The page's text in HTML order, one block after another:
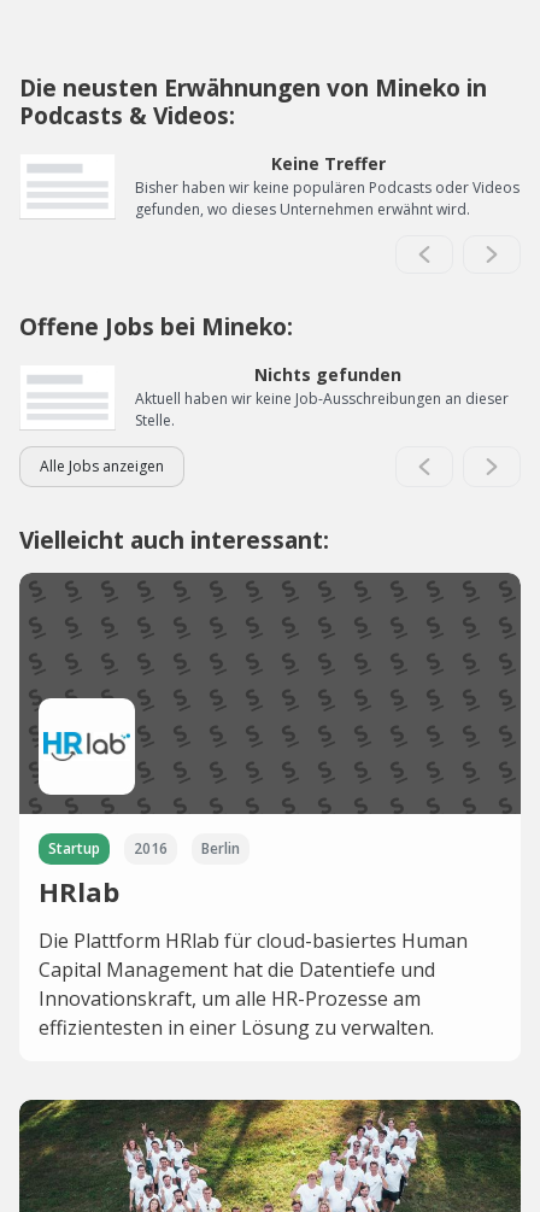
Die neusten Erwähnungen von Mineko in
Podcasts & Videos:
Keine Treffer
Bisher haben wir keine populären Podcasts oder Videos
gefunden, wo dieses Unternehmen erwähnt wird.
Offene Jobs bei Mineko:
Nichts gefunden
Aktuell haben wir keine Job-Ausschreibungen an dieser
Stelle.
Alle Jobs anzeigen
Vielleicht auch interessant:
Startup 2016 Berlin
HRlab
Die Plattform HRlab für cloud-basiertes Human
Capital Management hat die Datentiefe und
Innovationskraft, um alle HR-Prozesse am
effizientesten in einer Lösung zu verwalten.